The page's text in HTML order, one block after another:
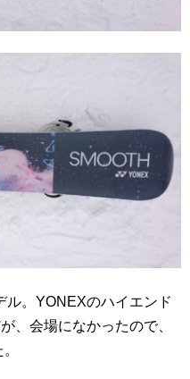
。YONEXのハイエンド
、会場になかったので、